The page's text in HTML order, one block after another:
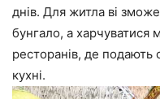
днів. Для житла ві
бунгало, а
ресторанів, де подають
кухні.